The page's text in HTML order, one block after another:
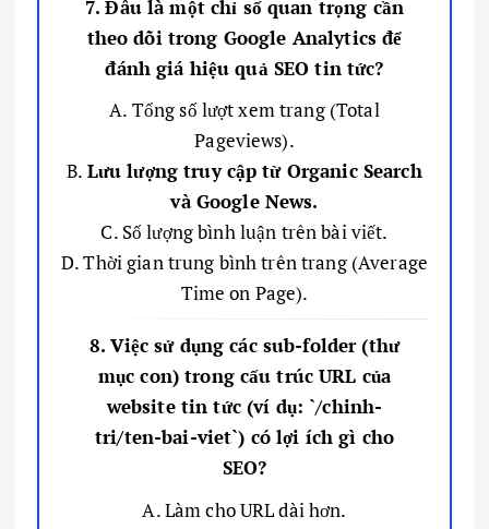
7. Đâu là một chỉ số quan trọng cần
theo dõi trong Google Analytics để
đánh giá hiệu quả SEO tin tức?
A. Tổng số lượt xem trang (Total
Pageviews).
B. Lưu lượng truy cập từ Organic Search
và Google News.
C. Số lượng bình luận trên bài viết.
D. Thời gian trung bình trên trang (Average
Time on Page).
8. Việc sử dụng các sub-folder (thư
mục con) trong cấu trúc URL của
website tin tức (ví dụ: `∕chinh-
tri∕ten-bai-viet`) có lợi ích gì cho
SEO?
A. Làm cho URL dài hơn.